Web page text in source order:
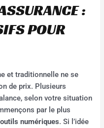
:
POUR
et traditionnelle ne se
de prix. Plusieurs
selon votre situation
par le plus
numériques. Si l’idée